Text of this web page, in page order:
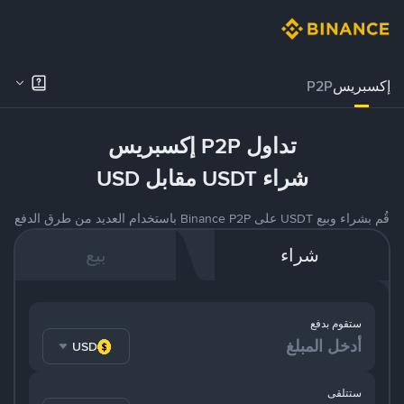
إكسبريسP2P
تداول P2P إكسبريس
شراء USDT مقابل USD
قُم بشراء وبيع USDT على Binance P2P باستخدام العديد من طرق الدفع
شراء بيع
ستقوم بدفع
USD
ستتلقى